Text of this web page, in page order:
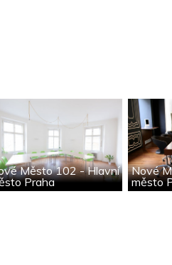
Město 102 - Hlavní
Praha
Nové
město